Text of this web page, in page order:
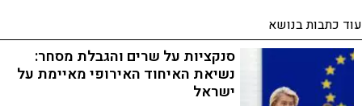
עוד כתבות בנושא
סנקציות על שרים והגבלת מסחר:
נשיאת האיחוד האירופי מאיימת על
ישראל